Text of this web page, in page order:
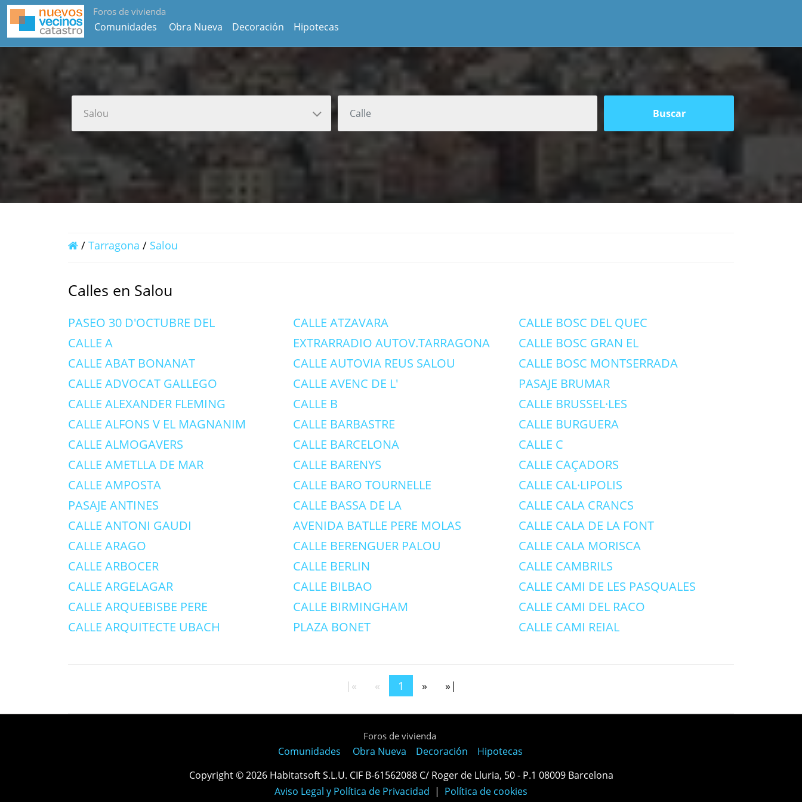
Foros de vivienda
Comunidades Obra Nueva Decoración Hipotecas
/ Tarragona / Salou
Calles en Salou
PASEO 30 D'OCTUBRE DEL
CALLE A
CALLE ABAT BONANAT
CALLE ADVOCAT GALLEGO
CALLE ALEXANDER FLEMING
CALLE ALFONS V EL MAGNANIM
CALLE ALMOGAVERS
CALLE AMETLLA DE MAR
CALLE AMPOSTA
PASAJE ANTINES
CALLE ANTONI GAUDI
CALLE ARAGO
CALLE ARBOCER
CALLE ARGELAGAR
CALLE ARQUEBISBE PERE
CALLE ARQUITECTE UBACH
CALLE ATZAVARA
EXTRARRADIO AUTOV.TARRAGONA
CALLE AUTOVIA REUS SALOU
CALLE AVENC DE L'
CALLE B
CALLE BARBASTRE
CALLE BARCELONA
CALLE BARENYS
CALLE BARO TOURNELLE
CALLE BASSA DE LA
AVENIDA BATLLE PERE MOLAS
CALLE BERENGUER PALOU
CALLE BERLIN
CALLE BILBAO
CALLE BIRMINGHAM
PLAZA BONET
CALLE BOSC DEL QUEC
CALLE BOSC GRAN EL
CALLE BOSC MONTSERRADA
PASAJE BRUMAR
CALLE BRUSSEL·LES
CALLE BURGUERA
CALLE C
CALLE CAÇADORS
CALLE CAL·LIPOLIS
CALLE CALA CRANCS
CALLE CALA DE LA FONT
CALLE CALA MORISCA
CALLE CAMBRILS
CALLE CAMI DE LES PASQUALES
CALLE CAMI DEL RACO
CALLE CAMI REIAL
|« « 1 » »|
Foros de vivienda
Comunidades Obra Nueva Decoración
Hipotecas
Copyright © 2026 Habitatsoft S.L.U. CIF B-61562088 C/ Roger de Lluria, 50 - P.1 08009 Barcelona
Aviso Legal y Política de Privacidad | Política de cookies